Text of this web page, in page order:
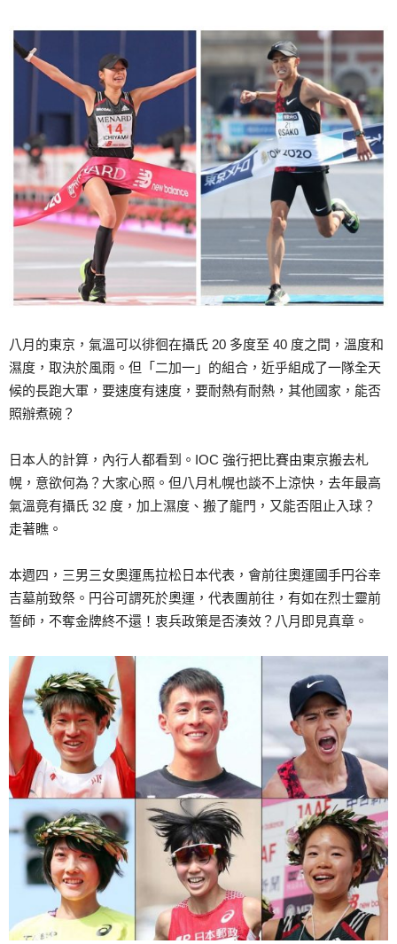
八月的東京，氣溫可以徘徊在攝氏 20 多度至 40 度之間，溫度和
濕度，取決於風雨。但「二加一」的組合，近乎組成了一隊全天
候的長跑大軍，要速度有速度，要耐熱有耐熱，其他國家，能否
照辦煮碗？
日本人的計算，內行人都看到。IOC 強行把比賽由東京搬去札
幌，意欲何為？大家心照。但八月札幌也談不上涼快，去年最高
氣溫竟有攝氏 32 度，加上濕度、搬了龍門，又能否阻止入球？
走著瞧。
本週四，三男三女奧運馬拉松日本代表，會前往奧運國手円谷幸
吉墓前致祭。円谷可謂死於奧運，代表團前往，有如在烈士靈前
誓師，不奪金牌終不還！衷兵政策是否湊效？八月即見真章。